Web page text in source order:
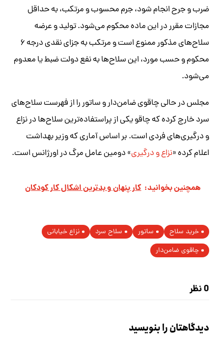
ضرب و جرح انجام شود، جرم محسوب و مرتکب، به حداقل
مجازات مقرر در این ماده محکوم می‌شود. تولید و عرضه
سلاح‌های مذکور ممنوع است و مرتکب به جزای نقدی درجه ۶
محکوم و حسب مورد، این سلاح‌ها به نفع دولت ضبط یا معدوم
می‌شود.
مجلس در حالی چاقوی ضامن‌دار و ساتور را از فهرست سلاح‌های
سرد خارج کرده که چاقو یکی از پراستفاده‌ترین سلاح‌ها در نزاع
و درگیری‌های فردی است. بر اساس آماری که وزیر بهداشت
اعلام کرده «نزاع و درگیری» دومین عامل مرگ در اورژانس است.
همچنین بخوانید: کار پنهان و بدترین اشکال کار کودکان
خرید سلاح ساتور سلاح سرد
نزاع خیابانی
چاقوی ضامن‌دار
0 نظر
دیدگاهتان را بنویسید